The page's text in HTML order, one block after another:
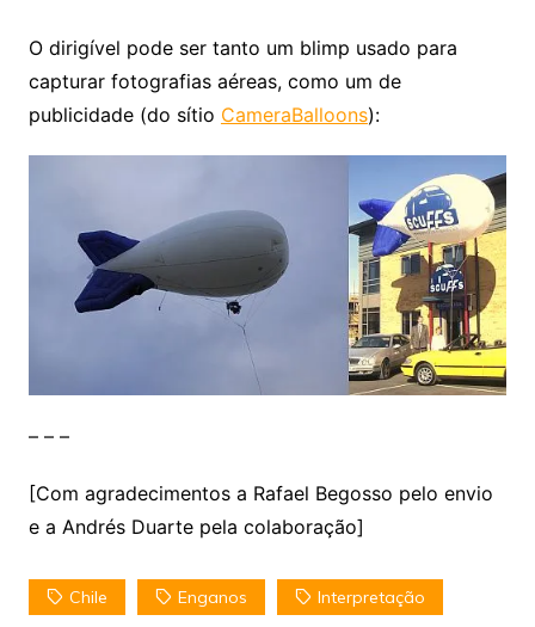
O dirigível pode ser tanto um blimp usado para
capturar fotografias aéreas, como um de
publicidade (do sítio CameraBalloons):
– – –
[Com agradecimentos a Rafael Begosso pelo envio
e a Andrés Duarte pela colaboração]
Chile Enganos Interpretação